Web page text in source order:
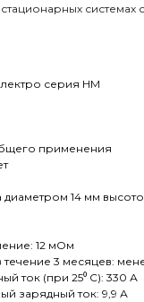
системах
серия HM
применения
диаметром 14 мм
12 мОм
3 месяцев:
ток (при 25⁰ С): 330 А
зарядный ток: 9,9 А